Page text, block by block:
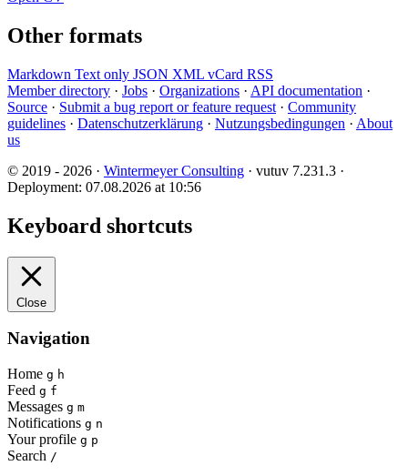
Other formats
Markdown Text only JSON XML vCard RSS
Member directory · Jobs · Organizations · API documentation ·
Source · Submit a bug report or feature request · Community
guidelines · Datenschutzerklärung · Nutzungsbedingungen · About
us
© 2019 - 2026 · Wintermeyer Consulting · vutuv 7.231.3 ·
Deployment: 07.08.2026 at 10:56
Keyboard shortcuts
Close
Navigation
Home g h
Feed g f
Messages g m
Notifications g n
Your profile g p
Search /